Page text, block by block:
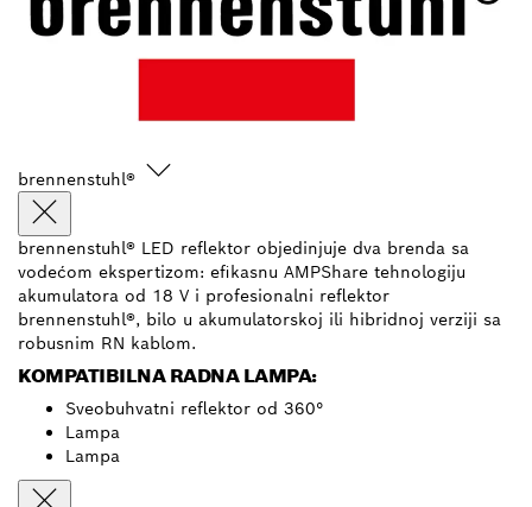
brennenstuhl®
brennenstuhl® LED reflektor objedinjuje dva brenda sa
vodećom ekspertizom: efikasnu AMPShare tehnologiju
akumulatora od 18 V i profesionalni reflektor
brennenstuhl®, bilo u akumulatorskoj ili hibridnoj verziji sa
robusnim RN kablom.
KOMPATIBILNA RADNA LAMPA:
Sveobuhvatni reflektor od 360°
Lampa
Lampa